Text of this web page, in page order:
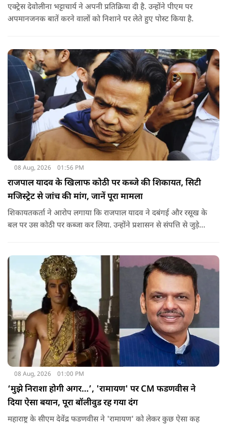
एक्ट्रेस देवोलीना भट्टाचार्य ने अपनी प्रतिक्रिया दी है. उन्होंने पीएम पर
अपमानजनक बातें करने वालों को निशाने पर लेते हुए पोस्ट किया है.
08 Aug, 2026 01:56 PM
राजपाल यादव के खिलाफ कोठी पर कब्जे की शिकायत, सिटी
मजिस्ट्रेट से जांच की मांग, जानें पूरा मामला
शिकायतकर्ता ने आरोप लगाया कि राजपाल यादव ने दबंगई और रसूख के
बल पर उस कोठी पर कब्जा कर लिया. उन्होंने प्रशासन से संपत्ति से जुड़े
08 Aug, 2026 01:00 PM
‘मुझे निराशा होगी अगर…’, 'रामायण' पर CM फडणवीस ने
दिया ऐसा बयान, पूरा बॉलीवुड रह गया दंग
महाराष्ट्र के सीएम देवेंद्र फडणवीस ने 'रामायण' को लेकर कुछ ऐसा कह